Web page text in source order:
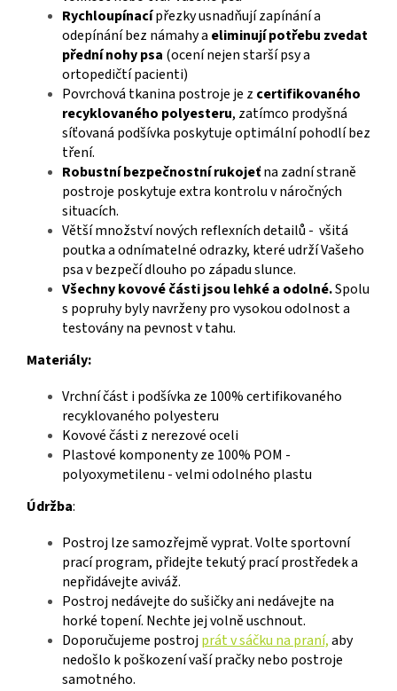
Rychloupínacípřezky usnadňují zapínání a
odepínání bez námahy a eliminují potřebu zvedat
přední nohy psa (ocení nejen starší psy a
ortopedičtí pacienti)
Povrchová tkanina postroje je z certifikovaného
recyklovaného polyesteru, zatímco prodyšná
síťovaná podšívka poskytuje optimální pohodlí bez
tření.
Robustní bezpečnostní rukojeťna zadní straně
postroje poskytuje extra kontrolu v náročných
situacích.
Větší množství nových reflexních detailů - všitá
poutka a odnímatelné odrazky, které udrží Vašeho
psa v bezpečí dlouho po západu slunce.
Všechny kovové části jsou lehké a odolné.Spolu
s popruhy byly navrženy pro vysokou odolnost a
testovány na pevnost v tahu.
Materiály:
Vrchní část i podšívka ze 100%certifikovaného
recyklovaného polyesteru
Kovové části z nerezové oceli
Plastové komponenty ze 100% POM -
polyoxymetilenu - velmi odolného plastu
Údržba:
Postroj lze samozřejmě vyprat. Volte sportovní
prací program, přidejte tekutý prací prostředek a
nepřidávejte aviváž.
Postroj nedávejte do sušičky ani nedávejte na
horké topení. Nechte jej volně uschnout.
Doporučujeme postrojprát v sáčku na praní,aby
nedošlo k poškození vaší pračky nebo postroje
samotného.